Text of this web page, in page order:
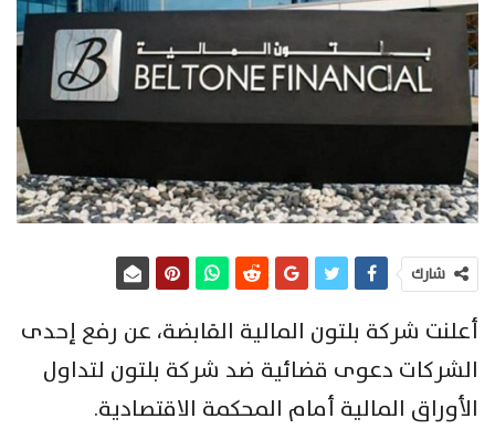
شارك
أعلنت شركة بلتون المالية القابضة، عن رفع إحدى
الشركات دعوى قضائية ضد شركة بلتون لتداول
الأوراق المالية أمام المحكمة الاقتصادية.